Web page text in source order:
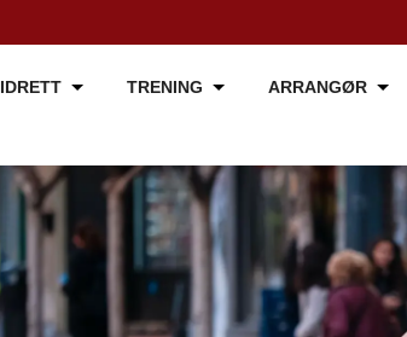
IDRETT TRENING ARRANGØR